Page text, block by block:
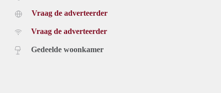
Vraag de adverteerder
Vraag de adverteerder
Gedeelde woonkamer